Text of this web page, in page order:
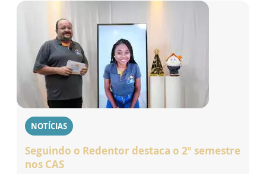
NOTÍCIAS
Seguindo o Redentor destaca o 2º semestre
nos CAS